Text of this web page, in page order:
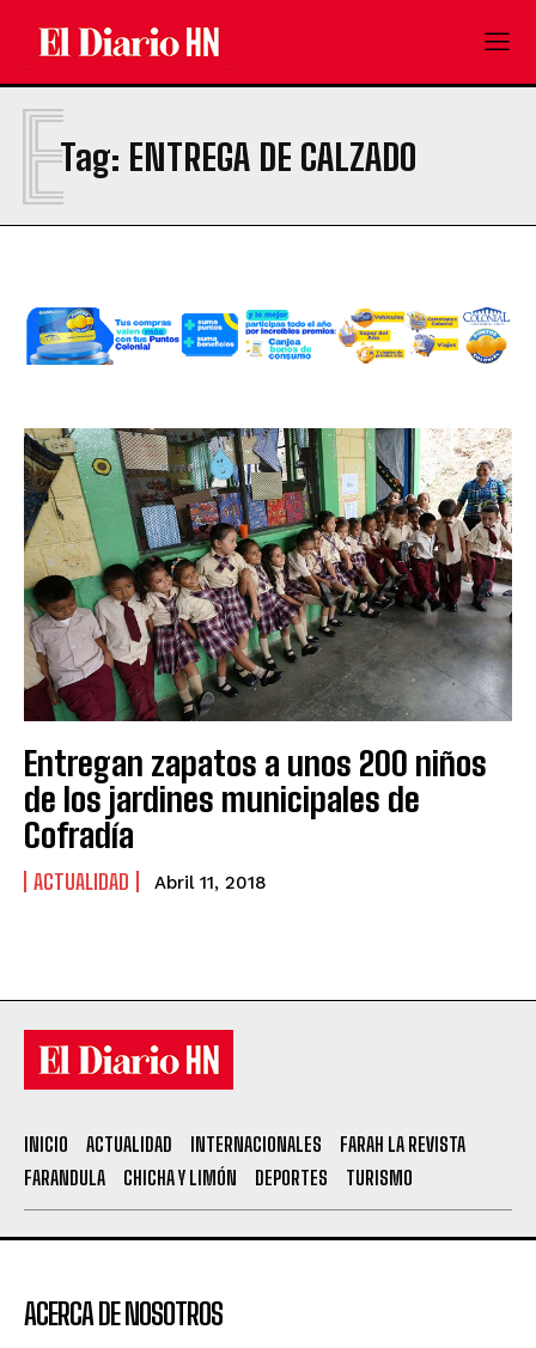
Tag: ENTREGA DE CALZADO
E
Entregan zapatos a unos 200 niños
de los jardines municipales de
Cofradía
ACTUALIDAD Abril 11, 2018
INICIO ACTUALIDAD INTERNACIONALES
FARAH LA REVISTA
FARANDULA
CHICHA Y LIMÓN DEPORTES TURISMO
ACERCA DE NOSOTROS